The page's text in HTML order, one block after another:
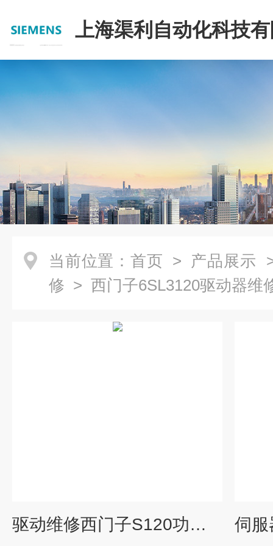
上海渠利自动化科技
当前位置： 首页 > 产品展示
修 > 西门子6SL3120驱动器维
驱动维修西门子S120功率模块230005过载维修